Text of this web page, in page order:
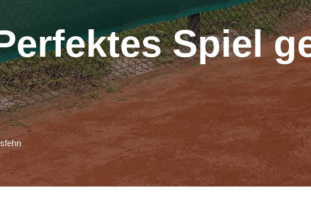
Spiel